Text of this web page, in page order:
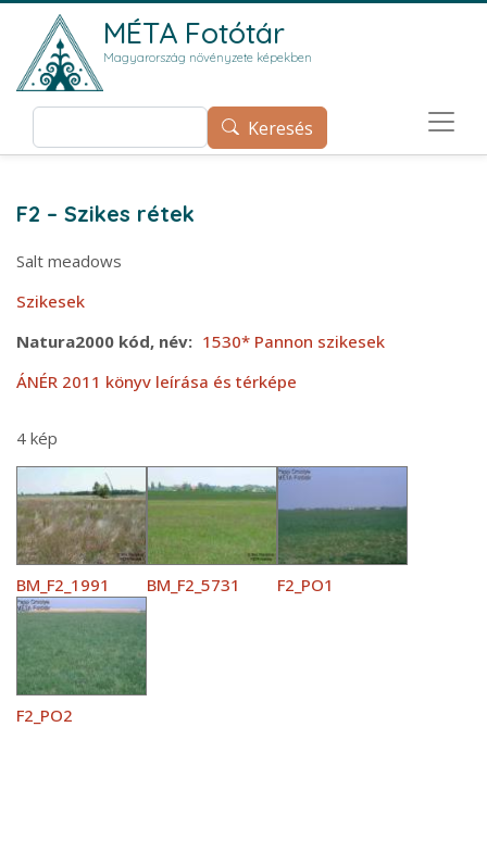
Ugrás a tartalomra
MÉTA Fotótár
Magyarország növényzete képekben
Keresés Keresés
F2 – Szikes rétek
Salt meadows
Szikesek
Natura2000 kód, név
1530* Pannon szikesek
ÁNÉR 2011 könyv leírása és térképe
4 kép
BM_F2_1991 BM_F2_5731 F2_PO1
F2_PO2